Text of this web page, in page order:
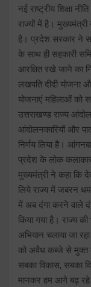
नई राष्ट्रीय शिक्षा
राज्यों में है। मुख्यमंत्री
है। प्रदेश सरकार ने
के साथ ही सहकारी
आरक्षित रखे जाने का
लखपति दीदी
योजनाएं महिलाओं को
उत्तराखण्ड राज्य
आंदोलनकारियों और
निर्णय लिया है।
प्रदेश के लोक
मुख्यमंत्री ने कहा कि
लिये राज्य में जबरन
में अब दंगा करने वाले
किया गया है। राज्य
अभियान चलाया जा
को अवैध कब्जे से मुक्त
सबका विकास, सबका
मानकर हम आगे बढ़ रहे